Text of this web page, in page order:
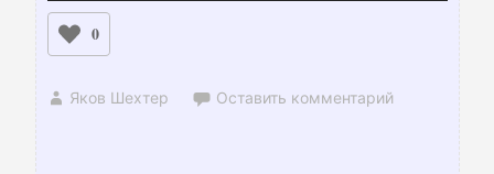
0
Яков Шехтер Оставить комментарий